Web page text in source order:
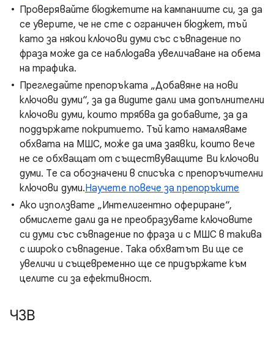
Проверявайте бюджетите на кампаниите си, за да
се уверите, че не сте с ограничен бюджет, тъй
като за някои ключови думи със съвпадение по
фраза може да се наблюдава увеличаване на обема
на трафика.
Прегледайте препоръката „Добавяне на нови
ключови думи“, за да видите дали има допълнителни
ключови думи, които трябва да добавите, за да
поддържате покритието. Тъй като намаляваме
обхвата на МШС, може да има заявки, които вече
не се обхващат от съществуващите Ви ключови
думи. Те са обозначени в списъка с препоръчителни
ключови думи.Научете повече за препоръките
Ако използвате „Интелигентно офериране“,
обмислете дали да не преобразувате ключовите
си думи със съвпадение по фраза и с МШС в такива
с широко съвпадение. Така обхватът Ви ще се
увеличи и същевременно ще се придържате към
целите си за ефективност.
ЧЗВ